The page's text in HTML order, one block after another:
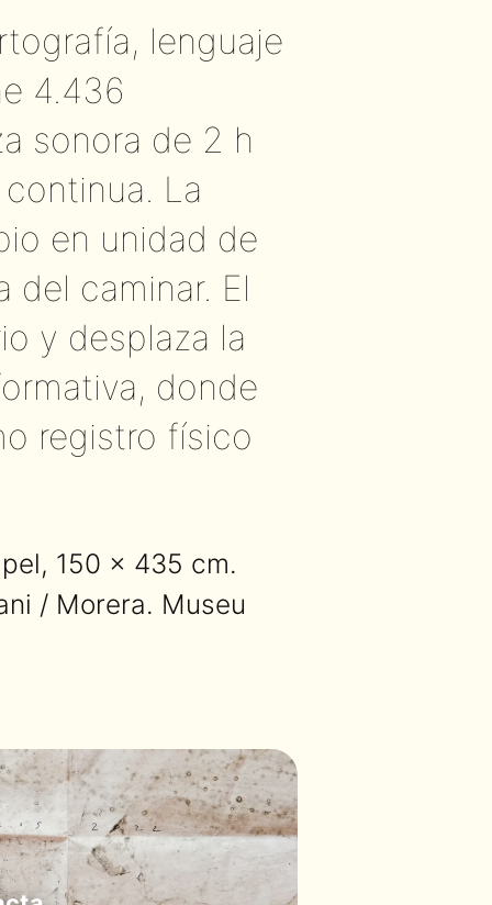
lenguaje
4.436
sonora de 2 h
La
en unidad de
caminar. El
y desplaza la
donde
registro físico
150 × 435 cm.
/ Morera. Museu